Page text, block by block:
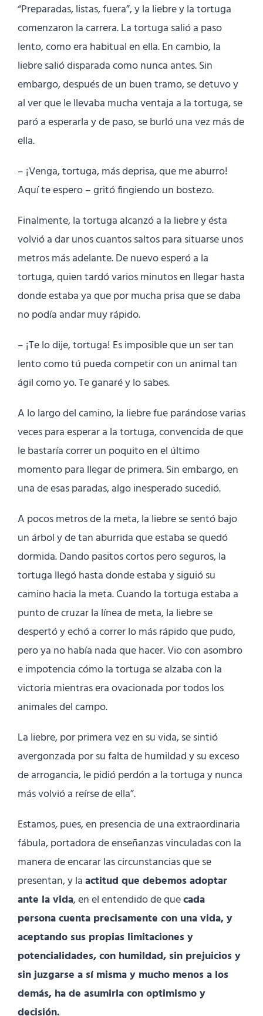
“Preparadas, listas, fuera”, y la liebre y la tortuga
comenzaron la carrera. La tortuga salió a paso
lento, como era habitual en ella. En cambio, la
liebre salió disparada como nunca antes. Sin
embargo, después de un buen tramo, se detuvo y
al ver que le llevaba mucha ventaja a la tortuga, se
paró a esperarla y de paso, se burló una vez más de
ella.
– ¡Venga, tortuga, más deprisa, que me aburro!
Aquí te espero – gritó fingiendo un bostezo.
Finalmente, la tortuga alcanzó a la liebre y ésta
volvió a dar unos cuantos saltos para situarse unos
metros más adelante. De nuevo esperó a la
tortuga, quien tardó varios minutos en llegar hasta
donde estaba ya que por mucha prisa que se daba
no podía andar muy rápido.
– ¡Te lo dije, tortuga! Es imposible que un ser tan
lento como tú pueda competir con un animal tan
ágil como yo. Te ganaré y lo sabes.
A lo largo del camino, la liebre fue parándose varias
veces para esperar a la tortuga, convencida de que
le bastaría correr un poquito en el último
momento para llegar de primera. Sin embargo, en
una de esas paradas, algo inesperado sucedió.
A pocos metros de la meta, la liebre se sentó bajo
un árbol y de tan aburrida que estaba se quedó
dormida. Dando pasitos cortos pero seguros, la
tortuga llegó hasta donde estaba y siguió su
camino hacia la meta. Cuando la tortuga estaba a
punto de cruzar la línea de meta, la liebre se
despertó y echó a correr lo más rápido que pudo,
pero ya no había nada que hacer. Vio con asombro
e impotencia cómo la tortuga se alzaba con la
victoria mientras era ovacionada por todos los
animales del campo.
La liebre, por primera vez en su vida, se sintió
avergonzada por su falta de humildad y su exceso
de arrogancia, le pidió perdón a la tortuga y nunca
más volvió a reírse de ella”.
Estamos, pues, en presencia de una extraordinaria
fábula, portadora de enseñanzas vinculadas con la
manera de encarar las circunstancias que se
presentan, y laactitud que debemos adoptar
ante la vida, en el entendido de quecada
persona cuenta precisamente con una vida, y
aceptando sus propias limitaciones y
potencialidades, con humildad, sin prejuicios y
sin juzgarse a sí misma y mucho menos a los
demás, ha de asumirla con optimismo y
decisión.